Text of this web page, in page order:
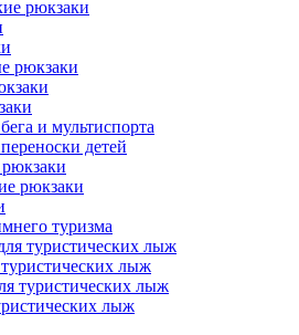
рюкзаки
рюкзаки
и мультиспорта
детей
рюкзаки
туризма
туристических лыж
лыж
туристических лыж
лыж